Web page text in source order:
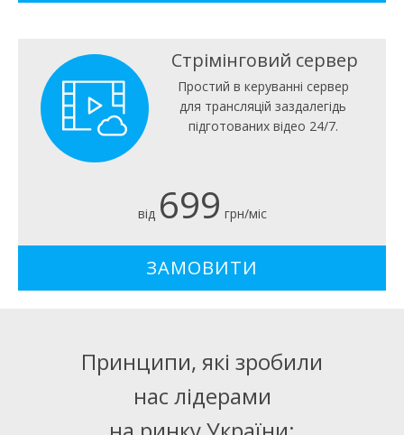
Стрімінговий сервер
Простий в керуванні сервер
для трансляцій заздалегідь
підготованих відео 24/7.
від 699 грн/міс
ЗАМОВИТИ
Принципи, які зробили
нас лідерами